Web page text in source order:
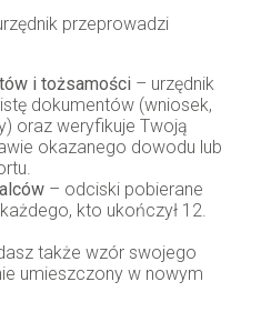
przeprowadzi
i tożsamości – urzędnik
dokumentów (wniosek,
oraz weryfikuje Twoją
okazanego dowodu lub
– odciski pobierane
kto ukończył 12.
także wzór swojego
umieszczony w nowym